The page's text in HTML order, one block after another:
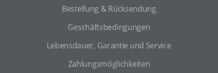
Bestellung & Rücksendung
Geschäftsbedingungen
Lebensdauer, Garantie und Service
Zahlungsmöglichkeiten